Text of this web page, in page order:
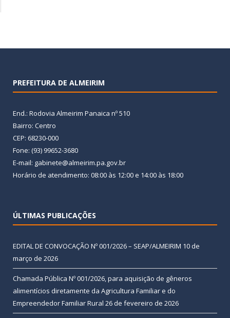
PREFEITURA DE ALMEIRIM
End.: Rodovia Almeirim Panaica nº 510
Bairro: Centro
CEP: 68230-000
Fone: (93) 99652-3680
E-mail: gabinete@almeirim.pa.gov.br
Horário de atendimento: 08:00 às 12:00 e 14:00 às 18:00
ÚLTIMAS PUBLICAÇÕES
EDITAL DE CONVOCAÇÃO Nº 001/2026 – SEAP/ALMEIRIM 10 de
março de 2026
Chamada Pública Nº 001/2026, para aquisição de gêneros
alimentícios diretamente da Agricultura Familiar e do
Empreendedor Familiar Rural 26 de fevereiro de 2026